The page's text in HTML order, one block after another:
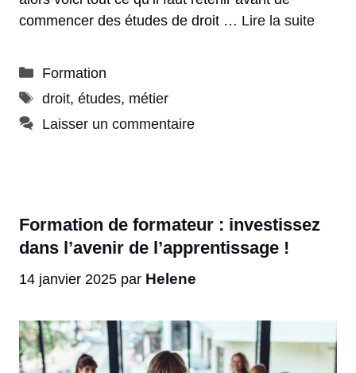
commencer des études de droit … Lire la suite
Catégories
Formation
Étiquettes
droit, études, métier
Laisser un commentaire
Formation de formateur : investissez
dans l’avenir de l’apprentissage !
14 janvier 2025 par Helene